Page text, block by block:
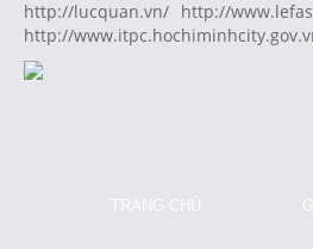
http://lucquan.vn/ http://
http://
TRANG CHỦ